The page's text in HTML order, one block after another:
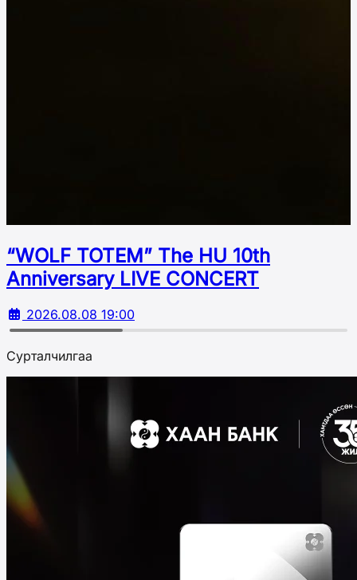
“WOLF TOTEM” The HU 10th
Аnniversary LIVE CONCERT
2026.08.08 19:00
Сурталчилгаа